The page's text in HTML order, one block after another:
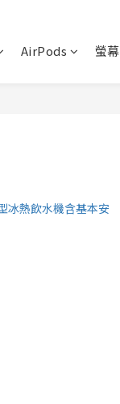
AirPods 螢幕